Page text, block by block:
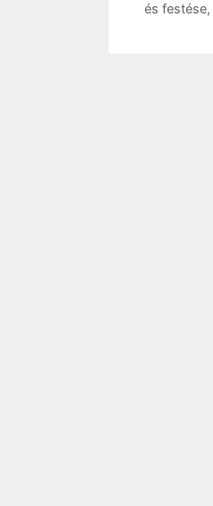
és festése,